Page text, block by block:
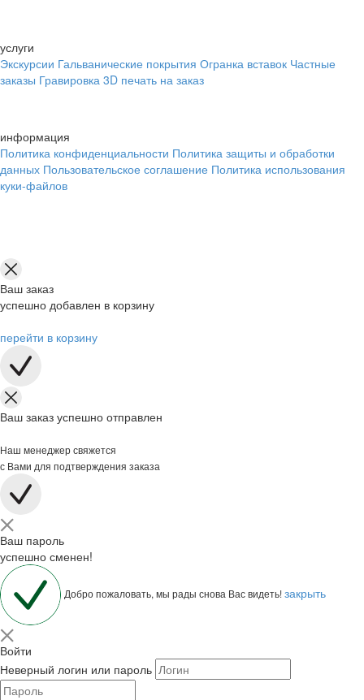
услуги
Экскурсии Гальванические покрытия Огранка вставок Частные
заказы Гравировка 3D печать на заказ
информация
Политика конфиденциальности Политика защиты и обработки
данных Пользовательское соглашение Политика использования
куки-файлов
Ваш заказ
успешно добавлен в корзину
перейти в корзину
Ваш заказ успешно отправлен
Наш менеджер свяжется
с Вами для подтверждения заказа
Ваш пароль
успешно сменен!
Добро пожаловать, мы рады снова Вас видеть!закрыть
Войти
Неверный логин или пароль